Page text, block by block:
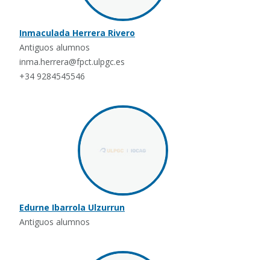
Inmaculada Herrera Rivero
Antiguos alumnos
inma.herrera@fpct.ulpgc.es
+34 9284545546
Edurne Ibarrola Ulzurrun
Antiguos alumnos